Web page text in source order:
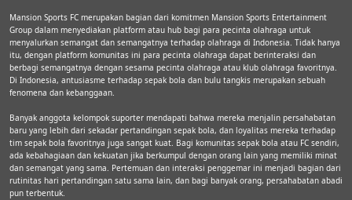
Mansion Sports FC merupakan bagian dari komitmen Mansion Sports Entertainment
Group dalam menyediakan platform atau hub bagi para pecinta olahraga untuk
menyalurkan semangat dan semangatnya terhadap olahraga di Indonesia. Tidak hanya
itu, dengan platform komunitas ini para pecinta olahraga dapat berinteraksi dan
berbagi semangatnya dengan sesama pecinta olahraga atau klub olahraga favoritnya.
Di Indonesia, antusiasme terhadap sepak bola dan bulu tangkis merupakan sebuah
fenomena dan kebanggaan.
Banyak anggota kelompok suporter mendapati bahwa mereka menjalin persahabatan
baru yang lebih dari sekadar pertandingan sepak bola, dan loyalitas mereka terhadap
tim sepak bola favoritnya juga sangat kuat. Bagi komunitas sepak bola atau FC sendiri,
ada kebahagiaan dan kekuatan jika berkumpul dengan orang lain yang memiliki minat
dan semangat yang sama. Pertemuan dan interaksi penggemar ini menjadi bagian dari
rutinitas hari pertandingan satu sama lain, dan bagi banyak orang, persahabatan abadi
pun terbentuk.